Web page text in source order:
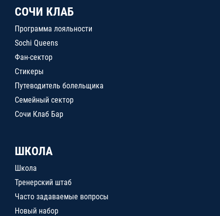
СОЧИ КЛАБ
Программа лояльности
Sochi Queens
Фан-сектор
Стикеры
Путеводитель болельщика
Семейный сектор
Сочи Клаб Бар
ШКОЛА
Школа
Тренерский штаб
Часто задаваемые вопросы
Новый набор